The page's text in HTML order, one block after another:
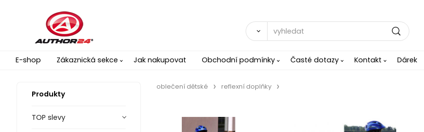
E-shop Zákaznická sekce Jak nakupovat Obchodní podmínky Časté dotazy Kontakt Dárek
Produkty
TOP slevy
oblečení dětské reflexní doplňky